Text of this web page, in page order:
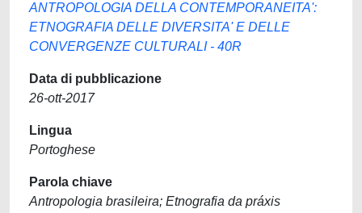
ANTROPOLOGIA DELLA CONTEMPORANEITA':
ETNOGRAFIA DELLE DIVERSITA' E DELLE
CONVERGENZE CULTURALI - 40R
Data di pubblicazione
26-ott-2017
Lingua
Portoghese
Parola chiave
Antropologia brasileira; Etnografia da práxis